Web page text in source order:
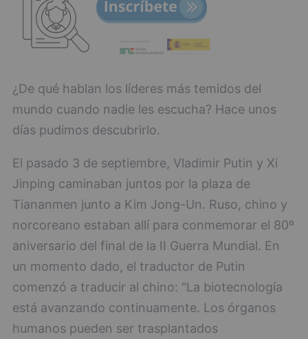
¿De qué hablan los líderes más temidos del
mundo cuando nadie les escucha? Hace unos
días pudimos descubrirlo.
El pasado 3 de septiembre, Vladimir Putin y Xi
Jinping caminaban juntos por la plaza de
Tiananmen junto a Kim Jong-Un. Ruso, chino y
norcoreano estaban allí para conmemorar el 80º
aniversario del final de la II Guerra Mundial. En
un momento dado, el traductor de Putin
comenzó a traducir al chino: "La biotecnología
está avanzando continuamente. Los órganos
humanos pueden ser trasplantados